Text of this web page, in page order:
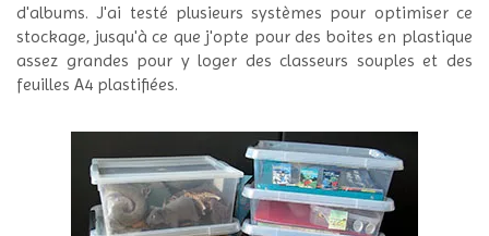
d'albums. J'ai testé plusieurs systèmes pour optimiser ce
stockage, jusqu'à ce que j'opte pour des boites en plastique
assez grandes pour y loger des classeurs souples et des
feuilles A4 plastifiées.